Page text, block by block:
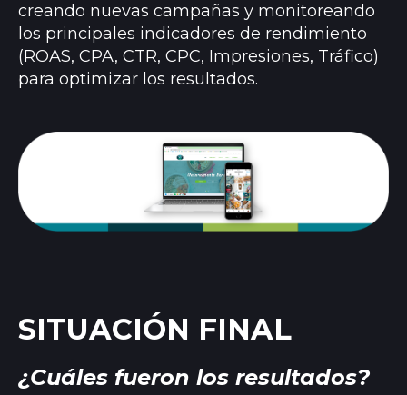
creando nuevas campañas y monitoreando
los principales indicadores de rendimiento
(ROAS, CPA, CTR, CPC, Impresiones, Tráfico)
para optimizar los resultados.
SITUACIÓN FINAL
¿Cuáles fueron los resultados?